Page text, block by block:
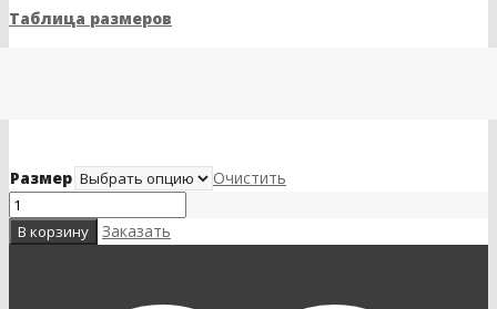
Таблица размеров
Размер Очистить
В корзину Заказать